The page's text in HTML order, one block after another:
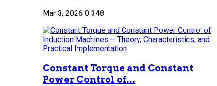
Mar 3, 2026 0 348
Constant Torque and Constant
Power Control of...